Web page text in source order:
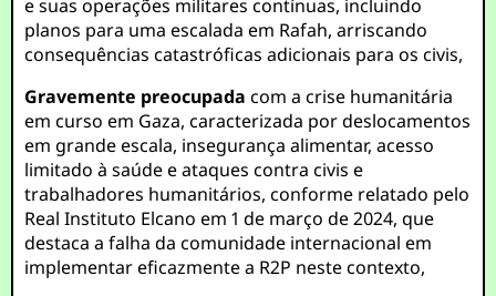
e suas operações militares contínuas, incluindo
planos para uma escalada em Rafah, arriscando
consequências catastróficas adicionais para os civis,
Gravemente preocupada com a crise humanitária
em curso em Gaza, caracterizada por deslocamentos
em grande escala, insegurança alimentar, acesso
limitado à saúde e ataques contra civis e
trabalhadores humanitários, conforme relatado pelo
Real Instituto Elcano em 1 de março de 2024, que
destaca a falha da comunidade internacional em
implementar eficazmente a R2P neste contexto,